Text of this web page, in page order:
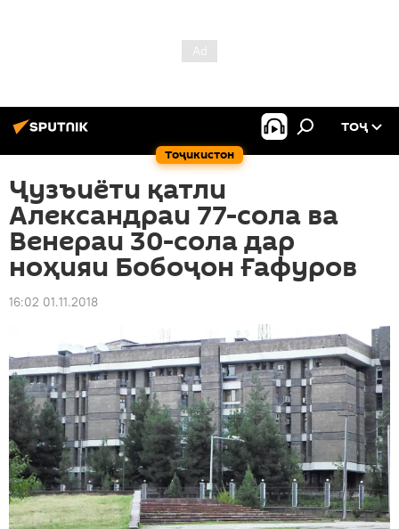
Тоҷикистон
ТОҶ
Ҷузъиёти қатли
Александраи 77-сола ва
Венераи 30-сола дар
ноҳияи Бобоҷон Ғафуров
16:02 01.11.2018